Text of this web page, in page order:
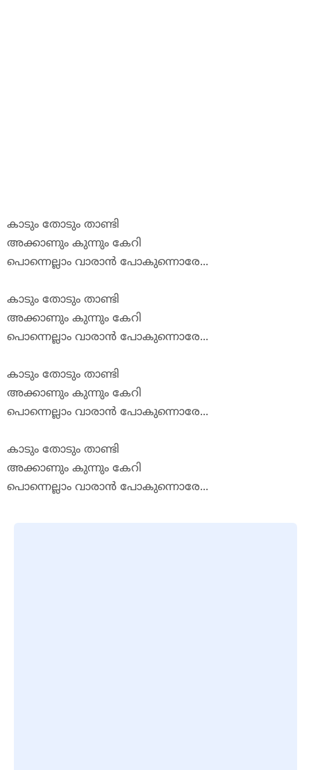
കാടും തോടും താണ്ടി
അക്കാണും കുന്നും കേറി
പൊന്നെല്ലാം വാരാൻ പോകുന്നൊരേ...
കാടും തോടും താണ്ടി
അക്കാണും കുന്നും കേറി
പൊന്നെല്ലാം വാരാൻ പോകുന്നൊരേ...
കാടും തോടും താണ്ടി
അക്കാണും കുന്നും കേറി
പൊന്നെല്ലാം വാരാൻ പോകുന്നൊരേ...
കാടും തോടും താണ്ടി
അക്കാണും കുന്നും കേറി
പൊന്നെല്ലാം വാരാൻ പോകുന്നൊരേ...